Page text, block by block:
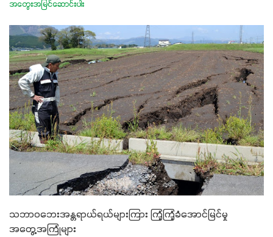
အတွေးအမြင်ဆောင်းပါး
သဘာဝဘေးအန္တရာယ်ရယ်များကြား ကြံ့ကြံ့ခံအောင်မြင်မှု
အတွေ့အကြုံများ